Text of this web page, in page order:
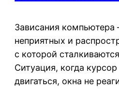
Зависания
неприятных и
с которой
Ситуация, когда курсор
двигаться, окна не